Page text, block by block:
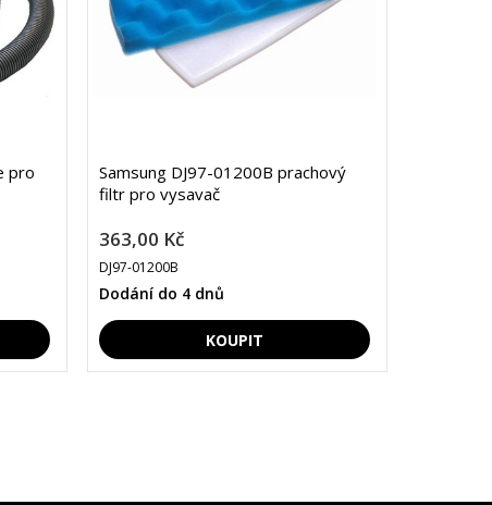
pro
Samsung DJ97-01200B prachový
filtr pro vysavač
363,00 Kč
DJ97-01200B
Dodání do 4 dnů